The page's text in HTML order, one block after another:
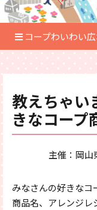
コープわいわい
教えちゃ
きなコープ
主催：岡山
みなさんの好きなコ
商品名、アレンジレ